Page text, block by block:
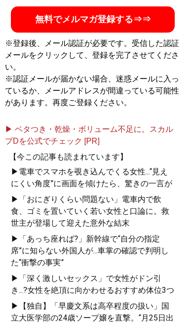
無料でメルマガ登録する⇒⇒
※登録後、メール認証が必要です。受信した認証
メールをクリックして、登録を完了させてくださ
い。
※認証メールが届かない場合、迷惑メールに入っ
ているか、メールアドレスが間違っている可能性
があります。再度ご登録ください。
▶ ベタつき・乾燥・ボリューム不足に。スカル
プDを公式でチェック [PR]
【今この記事も読まれています】
▶電車でスマホを覗き込んでくる女性...“見え
にくい角度”に画面を傾けたら、驚きの一言が
▶「おにぎりくらい問題ない」電車内で飲
食、ゴミを置いていく若い女性と口論に。救
世主が登場して迎えた意外な結末
▶「あっち座れば?」新幹線で“自分の指定
席”に知らない外国人が...車掌の確認で判明し
た“衝撃の事実”
▶「深く激しいセックス」で女性がドン引
き...?女性を絶頂に向かわせるおすすめ体位3つ
▶【独自】「早慶文系は高卒程度の扱い」国
立大医学部の24歳ソープ嬢を直撃。“月25日出